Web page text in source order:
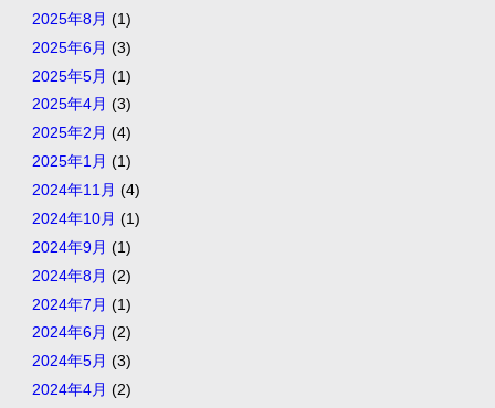
2025年8月 (1)
2025年6月 (3)
2025年5月 (1)
2025年4月 (3)
2025年2月 (4)
2025年1月 (1)
2024年11月 (4)
2024年10月 (1)
2024年9月 (1)
2024年8月 (2)
2024年7月 (1)
2024年6月 (2)
2024年5月 (3)
2024年4月 (2)